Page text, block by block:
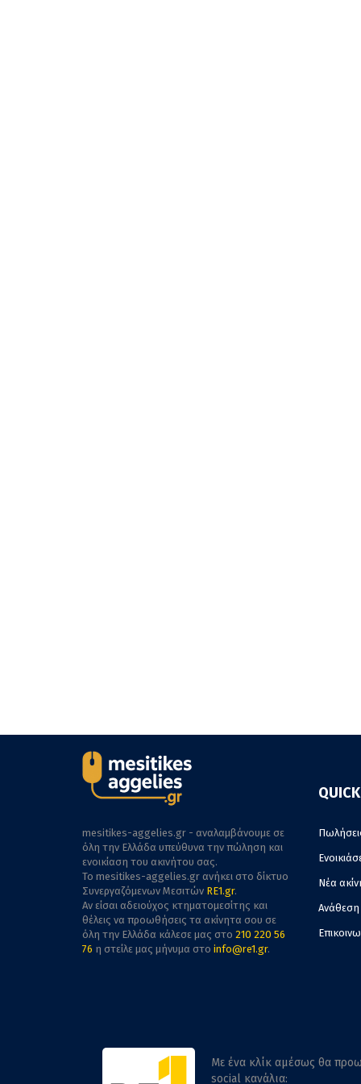
mesitikes-aggelies.gr - αναλαμβάνουμε σε
όλη την Ελλάδα υπεύθυνα την πώληση και
ενοικίαση του ακινήτου σας.
To mesitikes-aggelies.gr ανήκει στο δίκτυο
Συνεργαζόμενων Μεσιτών RE1.gr.
Αν είσαι αδειούχος κτηματομεσίτης και
θέλεις να προωθήσεις τα ακίνητα σου σε
όλη την Ελλάδα κάλεσε μας στο 210 220 56
76 η στείλε μας μήνυμα στο info@re1.gr.
Νέα
Ανάθεση
Με ένα κλίκ αμέσως θα
social κανάλια: